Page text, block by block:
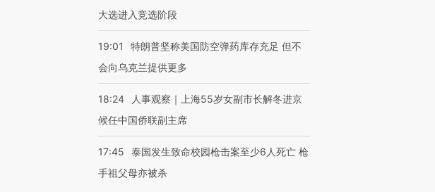
大选进入竞选阶段
19:01
特朗普坚称美国防空弹药库存充足 但不
会向乌克兰提供更多
18:24
人事观察｜上海55岁女副市长解冬进京
候任中国侨联副主席
17:45
泰国发生致命校园枪击案至少6人死亡 枪
手祖父母亦被杀